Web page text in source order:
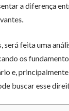
a diferença
feita uma
os
e,
buscar esse